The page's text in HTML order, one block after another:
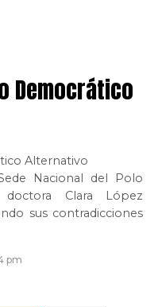
Democrático
Alternativo
Nacional del Polo
Clara López
sus contradicciones
pm